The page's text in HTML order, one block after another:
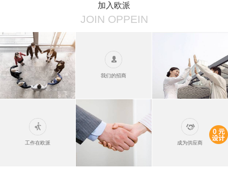
加入欧派
JOIN OPPEIN
工作在欧派
我们的招商
成为供应商